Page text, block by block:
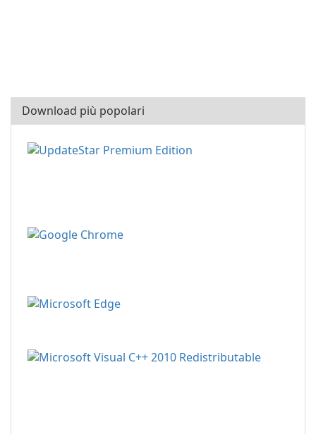
Download più popolari